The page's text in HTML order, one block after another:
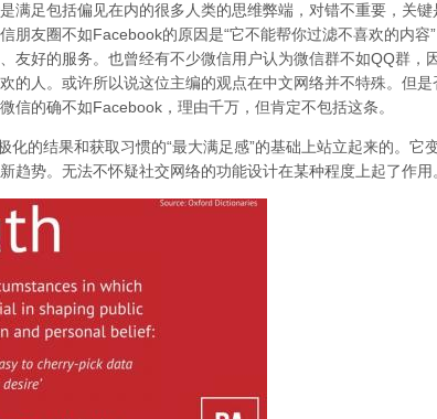
满足包括偏见在内的很多人类的思维弊端，对错不重要，关键
朋友圈不如Facebook的原因是“它不能帮你过滤不喜欢的内容
友好的服务。也曾经有不少微信用户认为微信群不如QQ群，
的人。或许所以说这位主编的观点在中文网络并不特殊。但是
信的确不如Facebook，理由千万，但肯定不包括这条。
化的结果和获取习惯的“最大满足感”的基础上站立起来的。它
趋势。无法不怀疑社交网络的功能设计在某种程度上起了作用